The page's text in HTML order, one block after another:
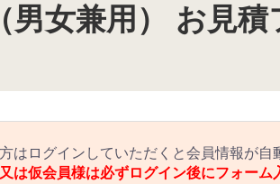
女兼用） お見積
はログインしていただくと会員情報が自
は仮会員様は必ずログイン後にフォーム